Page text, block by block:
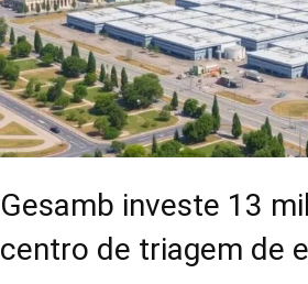
Gesamb investe 13
centro de triagem de